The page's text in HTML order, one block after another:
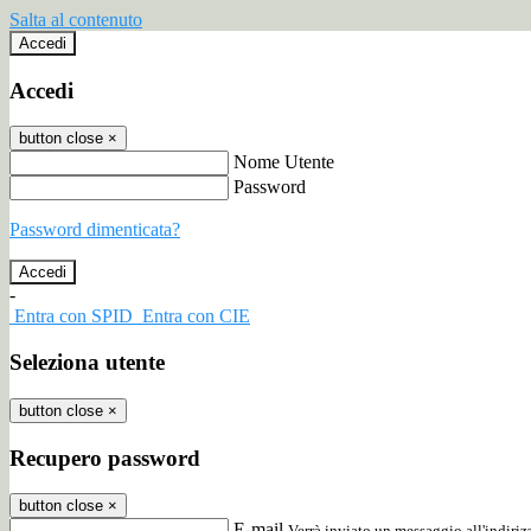
Salta al contenuto
Accedi
Accedi
button close ×
Nome Utente
Password
Password dimenticata?
-
Entra con SPID Entra con CIE
Seleziona utente
button close ×
Recupero password
button close ×